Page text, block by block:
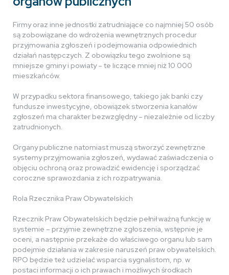
Firmy oraz inne jednostki zatrudniające co najmniej 50 osób
są zobowiązane do wdrożenia wewnętrznych procedur
przyjmowania zgłoszeń i podejmowania odpowiednich
działań następczych. Z obowiązku tego zwolnione są
mniejsze gminy i powiaty – te liczące mniej niż 10 000
mieszkańców.
W przypadku sektora finansowego, takiego jak banki czy
fundusze inwestycyjne, obowiązek stworzenia kanałów
zgłoszeń ma charakter bezwzględny – niezależnie od liczby
zatrudnionych.
Organy publiczne natomiast muszą stworzyć zewnętrzne
systemy przyjmowania zgłoszeń, wydawać zaświadczenia o
objęciu ochroną oraz prowadzić ewidencję i sporządzać
coroczne sprawozdania z ich rozpatrywania.
Rola Rzecznika Praw Obywatelskich
Rzecznik Praw Obywatelskich będzie pełnił ważną funkcję w
systemie – przyjmie zewnętrzne zgłoszenia, wstępnie je
oceni, a następnie przekaże do właściwego organu lub sam
podejmie działania w zakresie naruszeń praw obywatelskich.
RPO będzie też udzielać wsparcia sygnalistom, np. w
postaci informacji o ich prawach i możliwych środkach